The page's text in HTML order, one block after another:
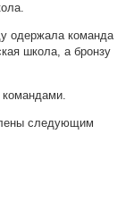
одержала команда
школа, а бронзу
командами.
следующим